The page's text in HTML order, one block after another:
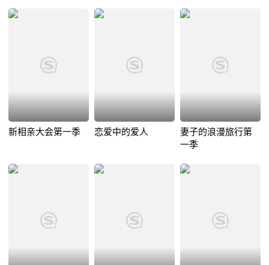
新相亲大会第一季 恋爱中的爱人
妻子的浪漫旅行第
一季